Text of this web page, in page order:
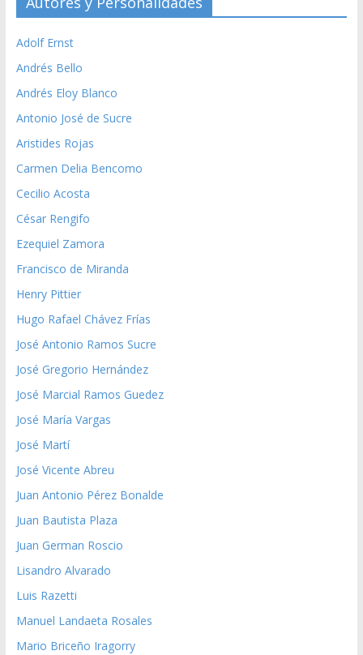
Adolf Ernst
Andrés Bello
Andrés Eloy Blanco
Antonio José de Sucre
Aristides Rojas
Carmen Delia Bencomo
Cecilio Acosta
César Rengifo
Ezequiel Zamora
Francisco de Miranda
Henry Pittier
Hugo Rafael Chávez Frías
José Antonio Ramos Sucre
José Gregorio Hernández
José Marcial Ramos Guedez
José María Vargas
José Martí
José Vicente Abreu
Juan Antonio Pérez Bonalde
Juan Bautista Plaza
Juan German Roscio
Lisandro Alvarado
Luis Razetti
Manuel Landaeta Rosales
Mario Briceño Iragorry